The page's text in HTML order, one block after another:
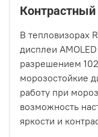
В тепловизорах
дисплеи
разрешением
морозостойкие
работу при
возможность
яркости и